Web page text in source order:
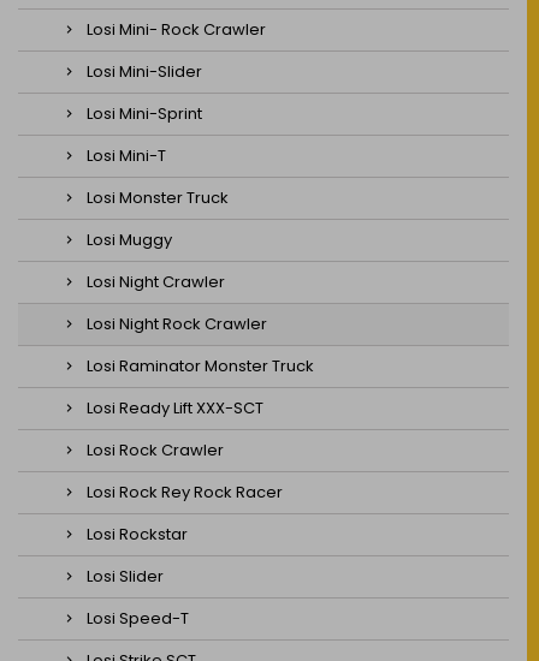
Losi Mini- Rock Crawler
Losi Mini-Slider
Losi Mini-Sprint
Losi Mini-T
Losi Monster Truck
Losi Muggy
Losi Night Crawler
Losi Night Rock Crawler
Losi Raminator Monster Truck
Losi Ready Lift XXX-SCT
Losi Rock Crawler
Losi Rock Rey Rock Racer
Losi Rockstar
Losi Slider
Losi Speed-T